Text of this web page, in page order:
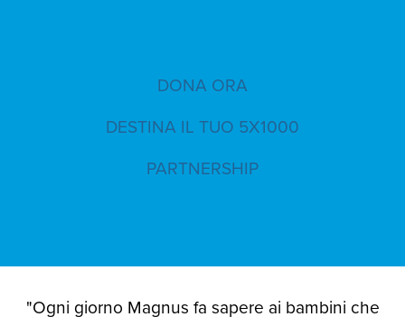
DONA ORA
DESTINA IL TUO 5X1000
PARTNERSHIP
"Ogni giorno Magnus fa sapere ai bambini che